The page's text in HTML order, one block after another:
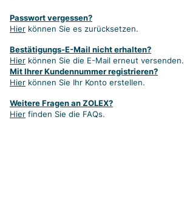
Passwort vergessen?
Hier können Sie es zurücksetzen.
Bestätigungs-E-Mail nicht erhalten?
Hier können Sie die E-Mail erneut versenden.
Mit Ihrer Kundennummer registrieren?
Hier können Sie Ihr Konto erstellen.
Weitere Fragen an ZOLEX?
Hier finden Sie die FAQs.